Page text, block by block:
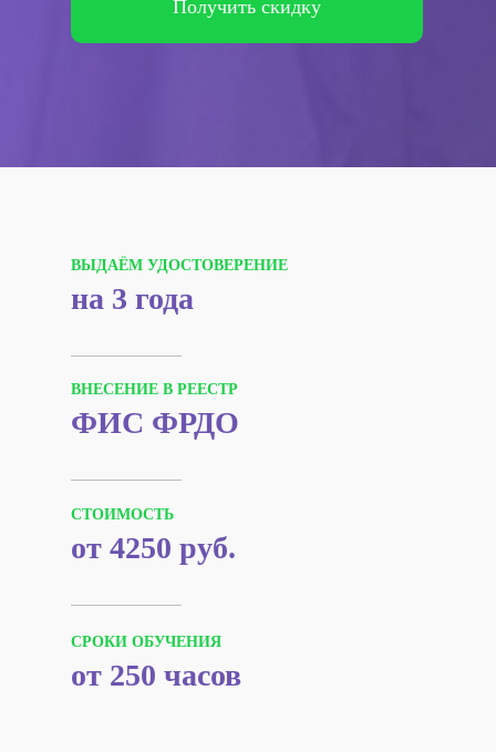
Получить скидку
ВЫДАЁМ УДОСТОВЕРЕНИЕ
на 3 года
ВНЕСЕНИЕ В РЕЕСТР
ФИС ФРДО
СРОКИ ОБУЧЕНИЯ
СТОИМОСТЬ
от 250 часов
от 4250 руб.